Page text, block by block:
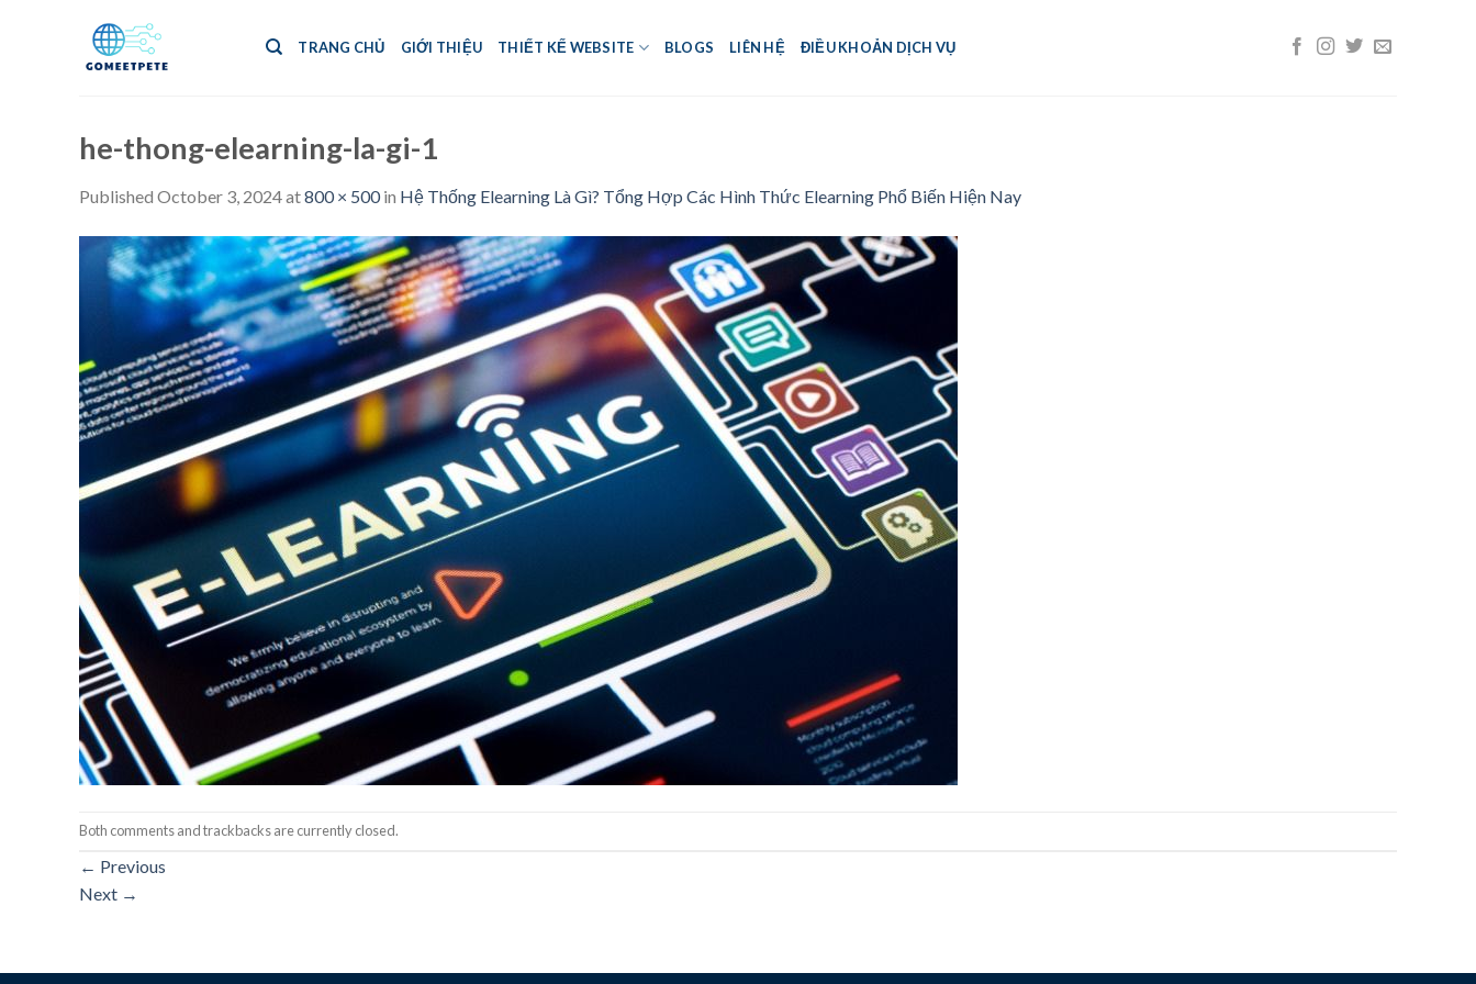
TRANG CHỦ GIỚI THIỆU THIẾT KẾ WEBSITE BLOGS LIÊN HỆ ĐIỀU KHOẢN DỊCH VỤ
he-thong-elearning-la-gi-1
Published October 3, 2024at800 × 500in Hệ Thống Elearning Là Gì? Tổng Hợp Các Hình Thức Elearning Phổ Biến Hiện Nay
Both comments and trackbacks are currently closed.
← Previous
Next →